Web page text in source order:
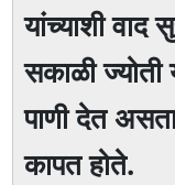
यांच्याशी वाद
सकाळी ज्योती
पाणी देत
कापत होते.